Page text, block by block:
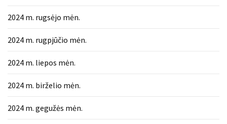
2024 m. rugsėjo mėn.
2024 m. rugpjūčio mėn.
2024 m. liepos mėn.
2024 m. birželio mėn.
2024 m. gegužės mėn.